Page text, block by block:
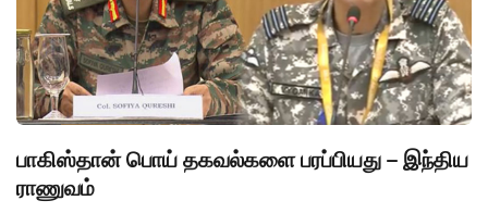
பாகிஸ்தான் பொய் தகவல்களை பரப்பியது – இந்திய
ராணுவம்